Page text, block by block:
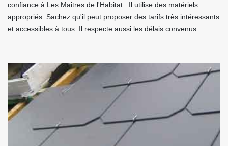
confiance à Les Maitres de l'Habitat . Il utilise des matériels
appropriés. Sachez qu'il peut proposer des tarifs très intéressants
et accessibles à tous. Il respecte aussi les délais convenus.